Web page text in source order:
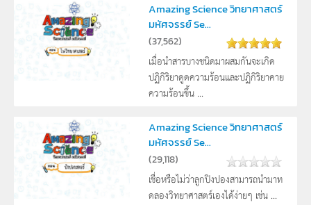
Amazing Science วิทยาศาสตร์
มหัศจรรย์ Se...
(37,562)
เมื่อนำสารบางชนิดมาผสมกันจะเกิด
ปฏิกิริยาดูดความร้อนและปฏิกิริยาคาย
ความร้อนขึ้น ...
Amazing Science วิทยาศาสตร์
มหัศจรรย์ Se...
(29,118)
เชื่อหรือไม่ว่าลูกปิงปองสามารถนำมาท
ดลองวิทยาศาสตร์เองได้ง่ายๆ เช่น ...